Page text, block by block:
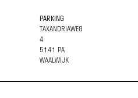
PARKING
TAXANDRIAWEG
4
5141 PA
WAALWIJK